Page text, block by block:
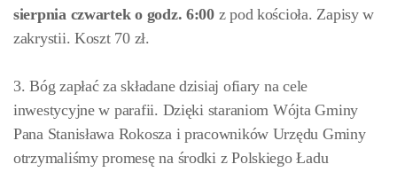
sierpnia czwartek o godz. 6:00 z pod kościoła. Zapisy w
zakrystii. Koszt 70 zł.
3. Bóg zapłać za składane dzisiaj ofiary na cele
inwestycyjne w parafii. Dzięki staraniom Wójta Gminy
Pana Stanisława Rokosza i pracowników Urzędu Gminy
otrzymaliśmy promesę na środki z Polskiego Ładu